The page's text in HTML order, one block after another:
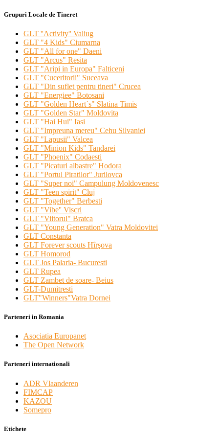
Grupuri Locale de Tineret
GLT ''Activity'' Valiug
GLT "4 Kids" Ciumarna
GLT "All for one" Daeni
GLT "Arcus" Resita
GLT "Aripi in Europa" Falticeni
GLT "Cuceritorii" Suceava
GLT "Din suflet pentru tineri" Crucea
GLT "Energiee" Botosani
GLT "Golden Heart`s" Slatina Timis
GLT "Golden Star" Moldovita
GLT "Hai Hui" Iasi
GLT "Impreuna mereu" Cehu Silvaniei
GLT "Lapusii" Valcea
GLT "Minion Kids" Tandarei
GLT "Phoenix" Codaesti
GLT "Picaturi albastre" Hodora
GLT "Portul Piratilor" Jurilovca
GLT "Super noi" Campulung Moldovenesc
GLT "Teen spirit" Cluj
GLT "Together" Berbesti
GLT "Vibe'' Viscri
GLT "Viitorul" Bratca
GLT "Young Generation" Vatra Moldovitei
GLT Constanta
GLT Forever scouts Hîrşova
GLT Homorod
GLT Jos Palaria- Bucuresti
GLT Rupea
GLT Zambet de soare- Beius
GLT-Dumitresti
GLT"Winners"Vatra Dornei
Parteneri in Romania
Asociatia Europanet
The Open Network
Parteneri internationali
ADR Vlaanderen
FIMCAP
KAZOU
Somepro
Etichete